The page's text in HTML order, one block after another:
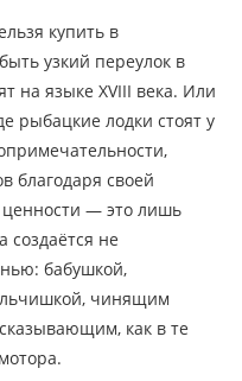
купить в
узкий переулок в
на языке XVIII века. Или
рыбацкие лодки стоят у
,
благодаря своей
— это лишь
не
бабушкой,
чинящим
как в те